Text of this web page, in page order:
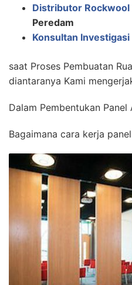
Distributor Rockwool
Peredam
Konsultan
saat Proses Pembuatan
diantaranya Kami
Dalam Pembentukan Panel
Bagaimana cara kerja